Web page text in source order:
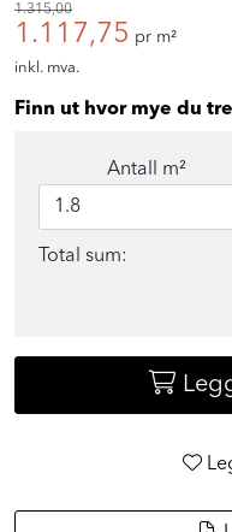
1.315,00
1.117,75 pr m²
inkl. mva.
Finn ut hvor mye du
Antall m²
Total sum: